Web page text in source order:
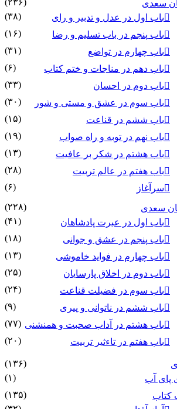
سعدی
باب اول در عدل و تدبیر و رای
(۳۸)
باب پنجم در باب تسلیم و رضا
(۱۶)
باب چهارم در تواضع
(۳۱)
باب دهم در مناجات و ختم کتاب
(۶)
باب دوم در احسان
(۳۳)
باب سوم در عشق و مستی و شور
(۳۰)
باب ششم در قناعت
(۱۵)
باب نهم در توبه و راه صواب
(۱۹)
باب هشتم در شکر بر عافیت
(۱۳)
باب هفتم در عالم تربیت
(۲۸)
سرآغاز
(۶)
سعدی
(۲۲۸)
باب اول در عبرت پادشاهان
(۴۱)
باب پنجم در عشق و جوانى
(۱۸)
باب چهارم در فواید خاموشى
(۱۳)
باب دوم در اخلاق پارسایان
(۲۵)
باب سوم در فضیلت قناعت
(۲۴)
باب ششم در ناتوانى و پیرى
(۹)
باب هشتم در آداب صحبت و همنشنى (۷۷)
باب هفتم در تاءثیر تربیت
(۲۰)
(۱۳۶)
پای آب
(۱)
(۱۳۵)